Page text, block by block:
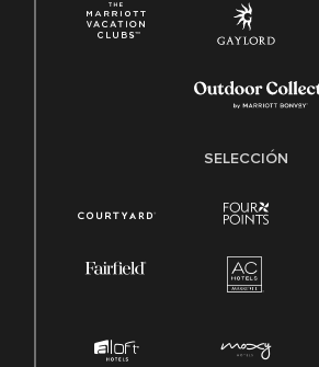
SELECCIÓN